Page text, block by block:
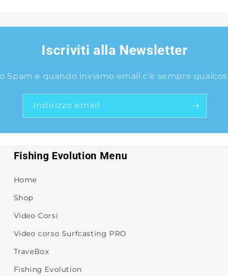
Iscriviti alla Newsletter
Spam e quando inviamo email c'è sempre
Indirizzo email
Fishing Evolution Menu
Home
Shop
Video Corsi
Video corso Surfcasting PRO
TraveBox
Fishing Evolution